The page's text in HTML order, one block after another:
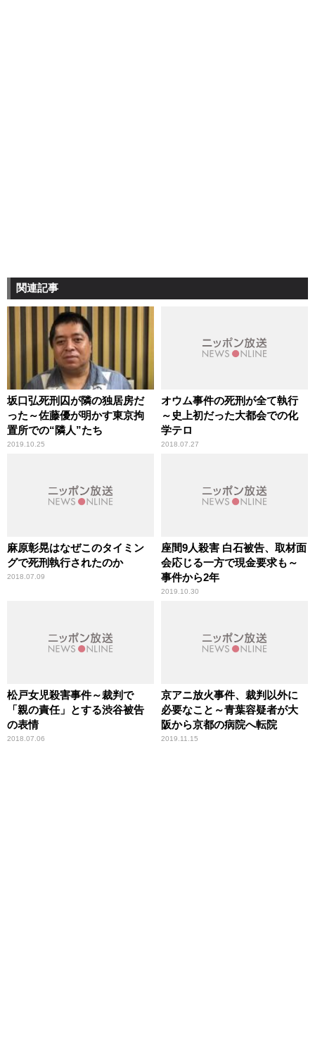
関連記事
坂口弘死刑囚が隣の独居房だ
った～佐藤優が明かす東京拘
置所での“隣人”たち
2019.10.25
オウム事件の死刑が全て執行
～史上初だった大都会での化
学テロ
2018.07.27
麻原彰晃はなぜこのタイミン
グで死刑執行されたのか
2018.07.09
座間9人殺害 白石被告、取材面
会応じる一方で現金要求も～
事件から2年
2019.10.30
松戸女児殺害事件～裁判で
「親の責任」とする渋谷被告
の表情
2018.07.06
京アニ放火事件、裁判以外に
必要なこと～青葉容疑者が大
阪から京都の病院へ転院
2019.11.15